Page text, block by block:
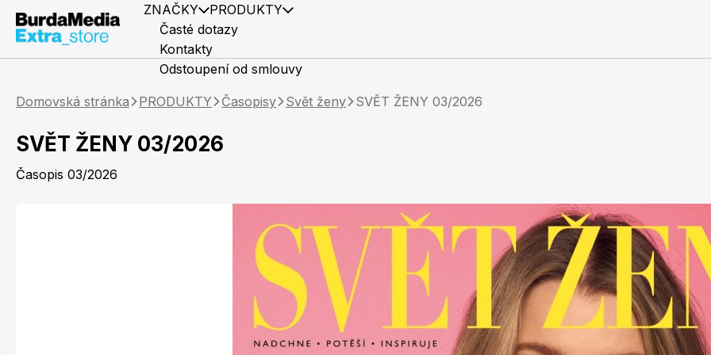
ZNAČKY PRODUKTY
Marianne
Knihy
Časté dotazy
Kontakty
Odstoupení od smlouvy
Domovská stránka PRODUKTY Časopisy Svět ženy SVĚT ŽENY 03/2026
SVĚT ŽENY 03/2026
Časopis 03/2026